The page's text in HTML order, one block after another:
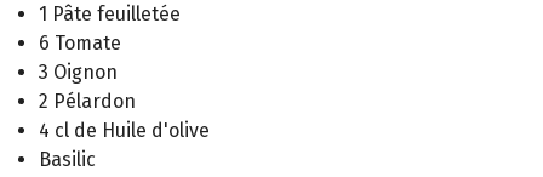
1 Pâte feuilletée
6 Tomate
3 Oignon
2 Pélardon
4 cl de Huile d'olive
Basilic